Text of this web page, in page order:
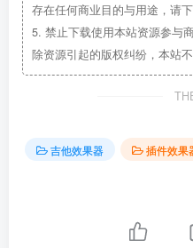
存在任何商业目的与用途，请
5. 禁止下载使用本站资源参与
除资源引起的版权纠纷，本站
吉他效果器 插件效果